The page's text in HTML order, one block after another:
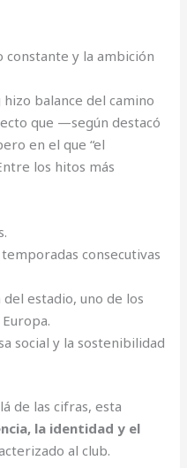
constante y la ambición
balance del camino
que —según destacó
en el que “el
los hitos más
consecutivas
estadio, uno de los
social y la sostenibilidad
de las cifras, esta
la identidad y el
al club.